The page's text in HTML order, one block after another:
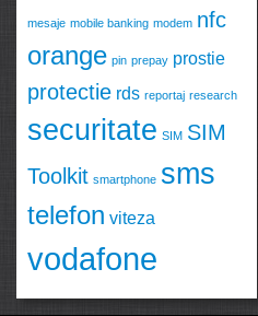
mesaje mobile banking modem nfc
orange pin prepay prostie
protectie rds reportaj research
securitate SIM SIM
Toolkit smartphone sms
telefon viteza
vodafone